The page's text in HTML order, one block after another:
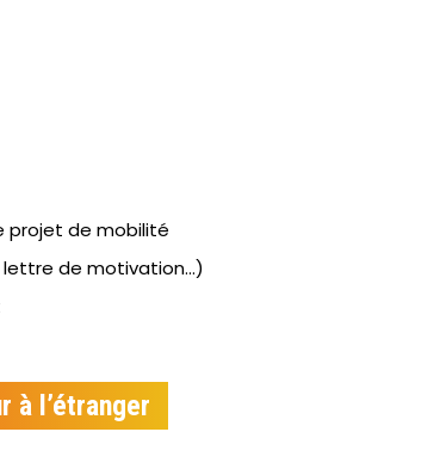
projet de mobilité
de motivation...)
à l’étranger